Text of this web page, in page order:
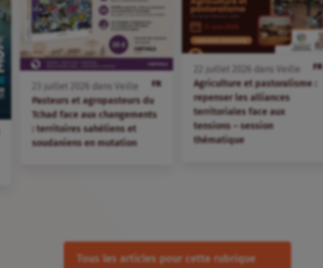
FR
juillet dans
Veille
Pasteurs et agropasteurs du
Tchad face aux changements
: territoires sahéliens et
soudaniens en mutation
FR
juillet dans Veille
Agriculture et pastoralisme :
repenser les alliances
territoriales face aux
tensions – session
thématique
Tous les articles pour cette rubrique